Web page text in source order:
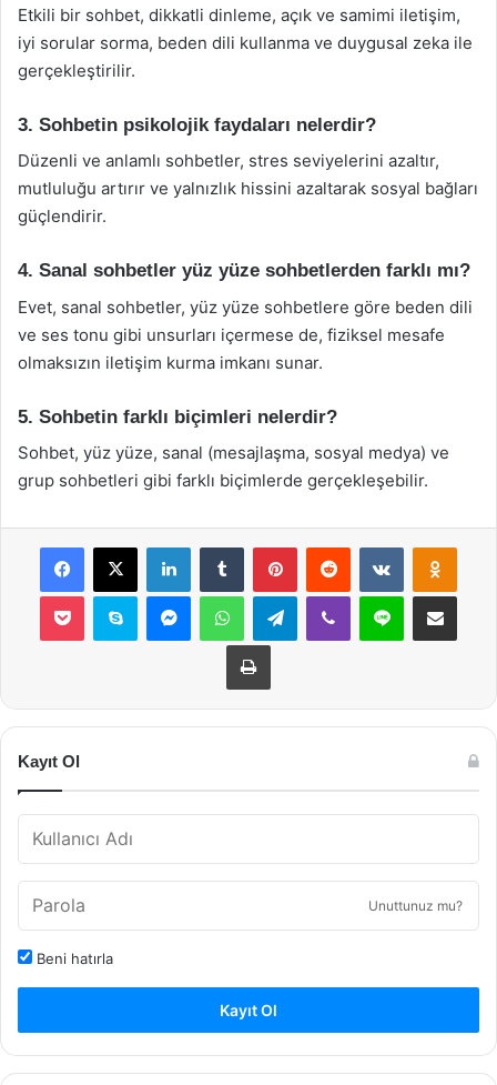
Etkili bir sohbet, dikkatli dinleme, açık ve samimi iletişim,
iyi sorular sorma, beden dili kullanma ve duygusal zeka ile
gerçekleştirilir.
3. Sohbetin psikolojik faydaları nelerdir?
Düzenli ve anlamlı sohbetler, stres seviyelerini azaltır,
mutluluğu artırır ve yalnızlık hissini azaltarak sosyal bağları
güçlendirir.
4. Sanal sohbetler yüz yüze sohbetlerden farklı mı?
Evet, sanal sohbetler, yüz yüze sohbetlere göre beden dili
ve ses tonu gibi unsurları içermese de, fiziksel mesafe
olmaksızın iletişim kurma imkanı sunar.
5. Sohbetin farklı biçimleri nelerdir?
Sohbet, yüz yüze, sanal (mesajlaşma, sosyal medya) ve
grup sohbetleri gibi farklı biçimlerde gerçekleşebilir.
Facebook
X LinkedInTumblr PinterestReddit VKontakte
Pocket Skype MessengerWhatsAppTelegramViber Line E-Posta ile
Yazdır
Kayıt Ol
Unuttunuz mu?
Beni hatırla
Kayıt Ol